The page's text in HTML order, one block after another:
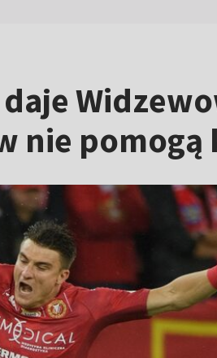
nie pomogą